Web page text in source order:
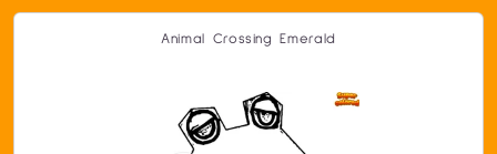
Animal Crossing Emerald